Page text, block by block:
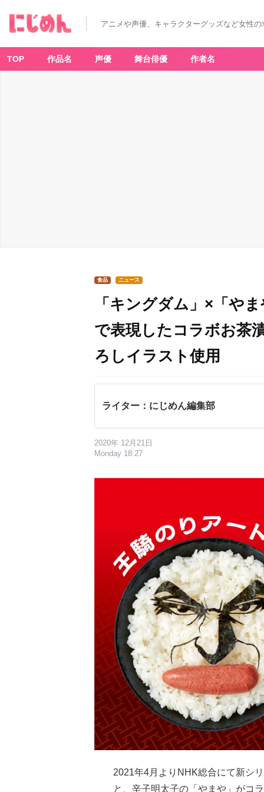
アニメや声優、キャラクターグッズなど女性
TOP 作品名 声優 舞台俳優 作者名
食品 ニュース
「キングダム」×「や
で表現したコラボお茶
ろしイラスト使用
ライター：にじめん編集部
2020年 12月21日
Monday 18:27
2021年4月よりNHK総合にて新シ
と、辛子明太子の「やまや」がコ